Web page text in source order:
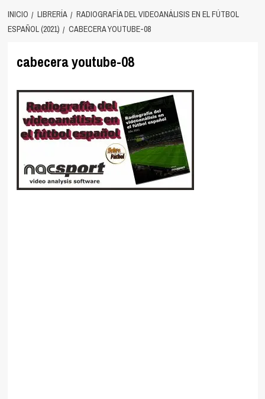
INICIO LIBRERÍA
RADIOGRAFÍA DEL VIDEOANÁLISIS EN EL FÚTBOL
ESPAÑOL (2021)
CABECERA YOUTUBE-08
cabecera youtube-08